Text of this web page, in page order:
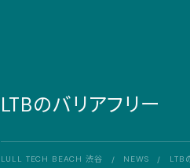
LTBのバリアフリー
LULL TECH BEACH 渋谷 / NEWS / LTB
会員登録